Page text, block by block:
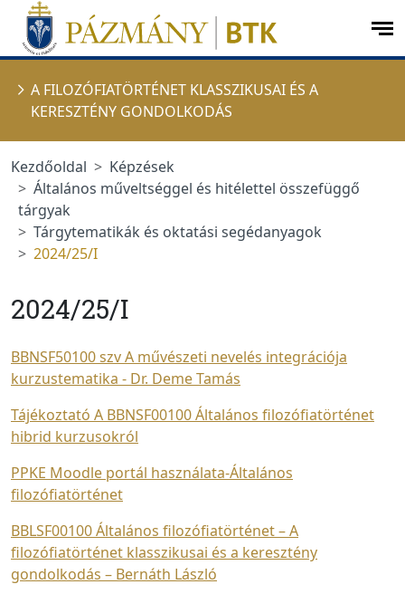
Ugrás a menüre
Ugrás a tartalomra
A FILOZÓFIATÖRTÉNET KLASSZIKUSAI ÉS A
KERESZTÉNY GONDOLKODÁS
Kezdőoldal
Képzések
Általános műveltséggel és hitélettel összefüggő
tárgyak
Tárgytematikák és oktatási segédanyagok
2024/25/I
2024/25/I
BBNSF50100 szv A művészeti nevelés integrációja
kurzustematika - Dr. Deme Tamás
Tájékoztató A BBNSF00100 Általános filozófiatörténet
hibrid kurzusokról
PPKE Moodle portál használata-Általános
filozófiatörténet
BBLSF00100 Általános filozófiatörténet – A
filozófiatörténet klasszikusai és a keresztény
gondolkodás – Bernáth László